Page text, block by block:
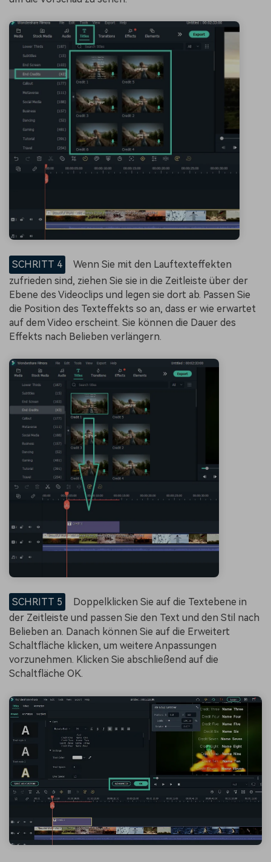
SCHRITT 4
Wenn Sie mit den Lauftexteffekten
zufrieden sind, ziehen Sie sie in die Zeitleiste über der
Ebene des Videoclips und legen sie dort ab. Passen Sie
die Position des Texteffekts so an, dass er wie erwartet
auf dem Video erscheint. Sie können die Dauer des
Effekts nach Belieben verlängern.
SCHRITT 5
Doppelklicken Sie auf die Textebene in
der Zeitleiste und passen Sie den Text und den Stil nach
Belieben an. Danach können Sie auf die Erweitert
Schaltfläche klicken, um weitere Anpassungen
vorzunehmen. Klicken Sie abschließend auf die
Schaltfläche OK.